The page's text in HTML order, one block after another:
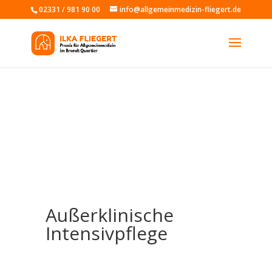
02331 / 981 90 00 info@allgemeinmedizin-fliegert.de
Außerklinische
Intensivpflege